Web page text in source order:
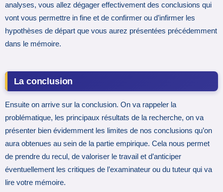
analyses, vous allez dégager effectivement des conclusions qui
vont vous permettre in fine et de confirmer ou d’infirmer les
hypothèses de départ que vous aurez présentées précédemment
dans le mémoire.
La conclusion
Ensuite on arrive sur la conclusion. On va rappeler la
problématique, les principaux résultats de la recherche, on va
présenter bien évidemment les limites de nos conclusions qu’on
aura obtenues au sein de la partie empirique. Cela nous permet
de prendre du recul, de valoriser le travail et d’anticiper
éventuellement les critiques de l’examinateur ou du tuteur qui va
lire votre mémoire.